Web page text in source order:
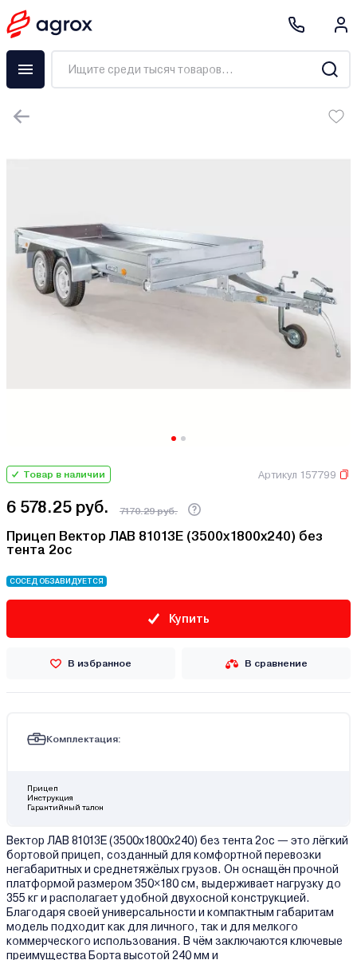
Товар в наличии Артикул 157799
6 578.25 руб. 7170.29 руб.
Прицеп Вектор ЛАВ 81013Е (3500х1800х240) без
тента 2ос
СОСЕД ОБЗАВИДУЕТСЯ
Купить
В избранное В сравнение
Комплектация:
Прицеп
Инструкция
Гарантийный талон
Вектор ЛАВ 81013Е (3500х1800х240) без тента 2ос — это лёгкий
бортовой прицеп, созданный для комфортной перевозки
негабаритных и среднетяжёлых грузов. Он оснащён прочной
платформой размером 350×180 см, выдерживает нагрузку до
355 кг и располагает удобной двухосной конструкцией.
Благодаря своей универсальности и компактным габаритам
модель подходит как для личного, так и для мелкого
коммерческого использования. В чём заключаются ключевые
преимущества Борта высотой 240 мм и